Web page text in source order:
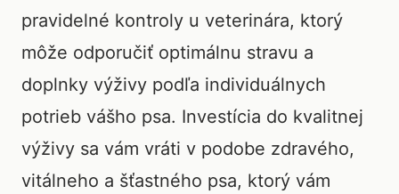
pravidelné kontroly u veterinára, ktorý
môže odporučiť optimálnu stravu a
doplnky výživy podľa individuálnych
potrieb vášho psa. Investícia do kvalitnej
výživy sa vám vráti v podobe zdravého,
vitálneho a šťastného psa, ktorý vám